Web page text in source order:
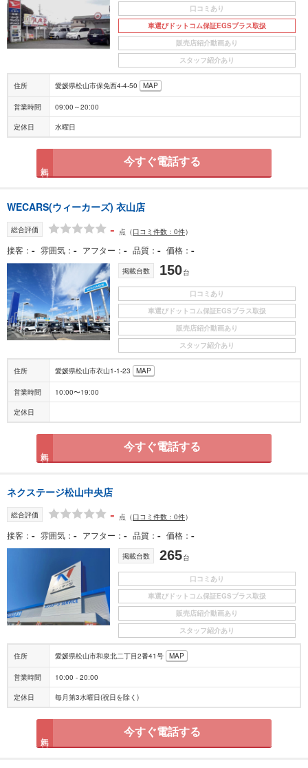
口コミあり
車選びドットコム保証EGSプラス取扱
販売店紹介動画あり
スタッフ紹介あり
住所 愛媛県松山市保免西4‐4‐50 MAP
営業時間 09:00～20:00
定休日 水曜日
今すぐ電話する
WECARS(ウィーカーズ) 衣山店
総合評価 - 点 （口コミ件数：0件）
接客 - 雰囲気 - アフター - 品質 - 価格 -
掲載台数 150台
口コミあり
車選びドットコム保証EGSプラス取扱
販売店紹介動画あり
スタッフ紹介あり
住所 愛媛県松山市衣山1-1-23 MAP
営業時間 10:00〜19:00
定休日
今すぐ電話する
ネクステージ松山中央店
総合評価 - 点 （口コミ件数：0件）
接客 - 雰囲気 - アフター - 品質 - 価格 -
掲載台数 265台
口コミあり
車選びドットコム保証EGSプラス取扱
販売店紹介動画あり
スタッフ紹介あり
住所 愛媛県松山市和泉北二丁目2番41号 MAP
営業時間 10:00 - 20:00
定休日 毎月第3水曜日(祝日を除く)
今すぐ電話する